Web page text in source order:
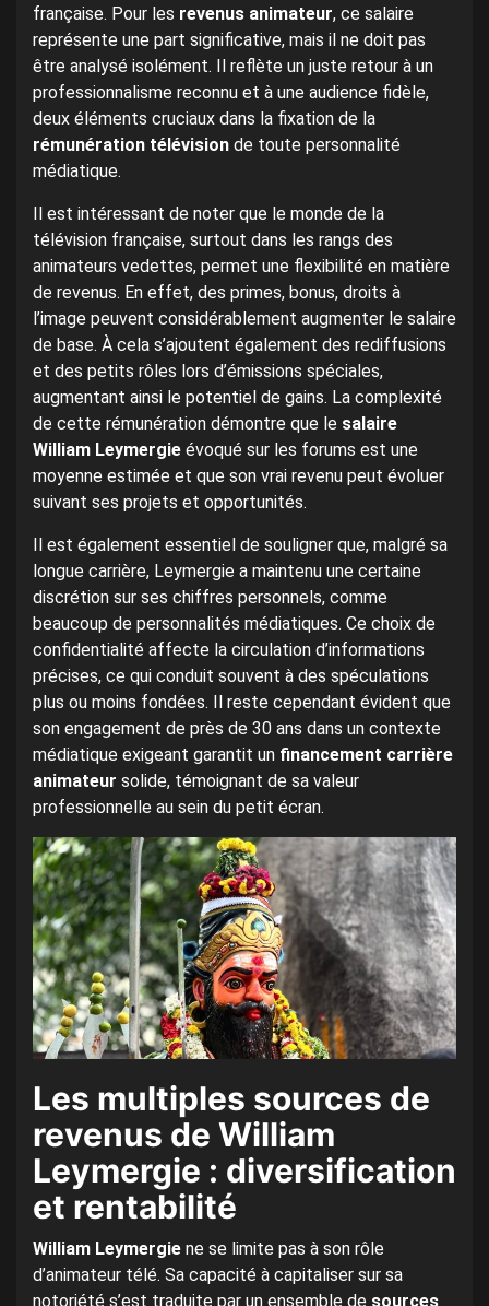
française. Pour les revenus animateur, ce salaire
représente une part significative, mais il ne doit pas
être analysé isolément. Il reflète un juste retour à un
professionnalisme reconnu et à une audience fidèle,
deux éléments cruciaux dans la fixation de la
rémunération télévision de toute personnalité
médiatique.
Il est intéressant de noter que le monde de la
télévision française, surtout dans les rangs des
animateurs vedettes, permet une flexibilité en matière
de revenus. En effet, des primes, bonus, droits à
l’image peuvent considérablement augmenter le salaire
de base. À cela s’ajoutent également des rediffusions
et des petits rôles lors d’émissions spéciales,
augmentant ainsi le potentiel de gains. La complexité
de cette rémunération démontre que le salaire
William Leymergie évoqué sur les forums est une
moyenne estimée et que son vrai revenu peut évoluer
suivant ses projets et opportunités.
Il est également essentiel de souligner que, malgré sa
longue carrière, Leymergie a maintenu une certaine
discrétion sur ses chiffres personnels, comme
beaucoup de personnalités médiatiques. Ce choix de
confidentialité affecte la circulation d’informations
précises, ce qui conduit souvent à des spéculations
plus ou moins fondées. Il reste cependant évident que
son engagement de près de 30 ans dans un contexte
médiatique exigeant garantit un financement carrière
animateur solide, témoignant de sa valeur
professionnelle au sein du petit écran.
Les multiples sources de
revenus de William
Leymergie : diversification
et rentabilité
William Leymergie ne se limite pas à son rôle
d’animateur télé. Sa capacité à capitaliser sur sa
notoriété s’est traduite par un ensemble de sources